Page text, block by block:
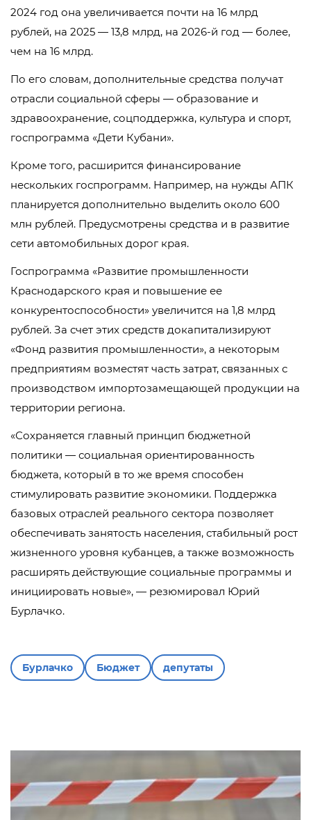
2024 год она увеличивается почти на 16 млрд
рублей, на 2025 — 13,8 млрд, на 2026-й год — более,
чем на 16 млрд.
По его словам, дополнительные средства получат
отрасли социальной сферы — образование и
здравоохранение, соцподдержка, культура и спорт,
госпрограмма «Дети Кубани».
Кроме того, расширится финансирование
нескольких госпрограмм. Например, на нужды АПК
планируется дополнительно выделить около 600
млн рублей. Предусмотрены средства и в развитие
сети автомобильных дорог края.
Госпрограмма «Развитие промышленности
Краснодарского края и повышение ее
конкурентоспособности» увеличится на 1,8 млрд
рублей. За счет этих средств докапитализируют
«Фонд развития промышленности», а некоторым
предприятиям возместят часть затрат, связанных с
производством импортозамещающей продукции на
территории региона.
«Сохраняется главный принцип бюджетной
политики — социальная ориентированность
бюджета, который в то же время способен
стимулировать развитие экономики. Поддержка
базовых отраслей реального сектора позволяет
обеспечивать занятость населения, стабильный рост
жизненного уровня кубанцев, а также возможность
расширять действующие социальные программы и
инициировать новые», — резюмировал Юрий
Бурлачко.
Бурлачко Бюджет депутаты